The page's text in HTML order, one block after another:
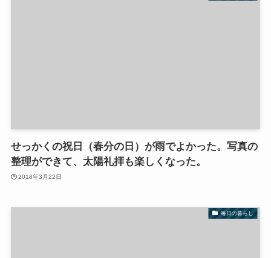
せっかくの祝日（春分の日）が雨でよかった。写真の
整理ができて、太陽礼拝も楽しくなった。
2018年3月22日
毎日の暮らし